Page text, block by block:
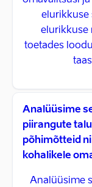
elurikkuse
elurikkuse
toetades
Analüüsime
piirangute
põhimõtteid
kohalikele
Analüüsime